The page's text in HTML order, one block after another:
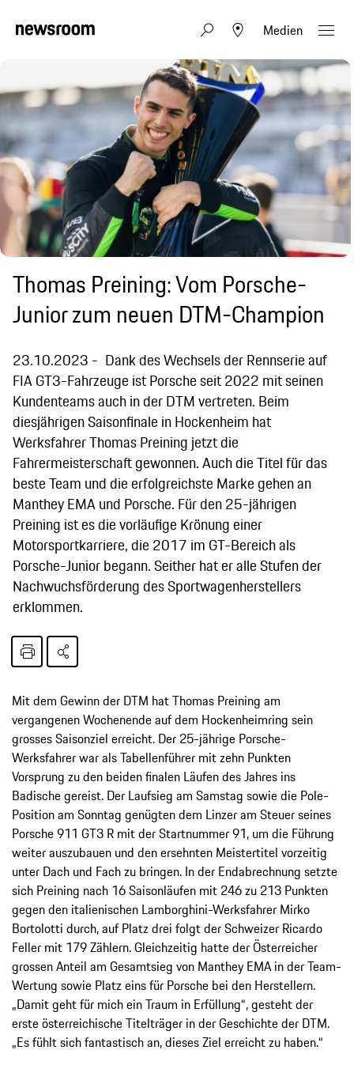
Medien
Thomas Preining: Vom Porsche-
Junior zum neuen DTM-Champion
23.10.2023
Dank des Wechsels der Rennserie auf
FIA GT3-Fahrzeuge ist Porsche seit 2022 mit seinen
Kundenteams auch in der DTM vertreten. Beim
diesjährigen Saisonfinale in Hockenheim hat
Werksfahrer Thomas Preining jetzt die
Fahrermeisterschaft gewonnen. Auch die Titel für das
beste Team und die erfolgreichste Marke gehen an
Manthey EMA und Porsche. Für den 25-jährigen
Preining ist es die vorläufige Krönung einer
Motorsportkarriere, die 2017 im GT-Bereich als
Porsche-Junior begann. Seither hat er alle Stufen der
Nachwuchsförderung des Sportwagenherstellers
erklommen.
Mit dem Gewinn der DTM hat Thomas Preining am
vergangenen Wochenende auf dem Hockenheimring sein
grosses Saisonziel erreicht. Der 25-jährige Porsche-
Werksfahrer war als Tabellenführer mit zehn Punkten
Vorsprung zu den beiden finalen Läufen des Jahres ins
Badische gereist. Der Laufsieg am Samstag sowie die Pole-
Position am Sonntag genügten dem Linzer am Steuer seines
Porsche 911 GT3 R mit der Startnummer 91, um die Führung
weiter auszubauen und den ersehnten Meistertitel vorzeitig
unter Dach und Fach zu bringen. In der Endabrechnung setzte
sich Preining nach 16 Saisonläufen mit 246 zu 213 Punkten
gegen den italienischen Lamborghini-Werksfahrer Mirko
Bortolotti durch, auf Platz drei folgt der Schweizer Ricardo
Feller mit 179 Zählern. Gleichzeitig hatte der Österreicher
grossen Anteil am Gesamtsieg von Manthey EMA in der Team-
Wertung sowie Platz eins für Porsche bei den Herstellern.
„Damit geht für mich ein Traum in Erfüllung“, gesteht der
erste österreichische Titelträger in der Geschichte der DTM.
„Es fühlt sich fantastisch an, dieses Ziel erreicht zu haben.“